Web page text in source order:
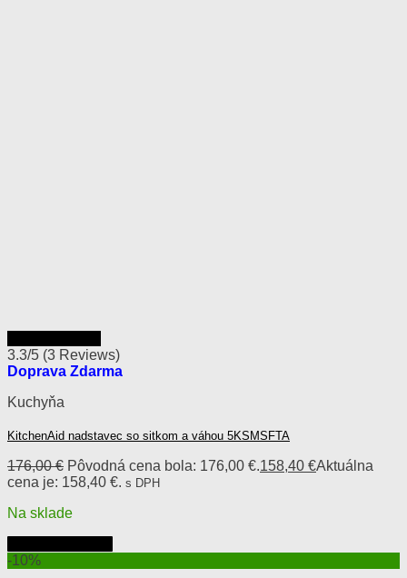
3.3/5 (3 Reviews)
Doprava Zdarma
Kuchyňa
KitchenAid nadstavec so sitkom a váhou 5KSMSFTA
176,00€ Pôvodná cena bola: 176,00 €.158,40 €Aktuálna
cena je: 158,40 €. s DPH
Na sklade
-10%